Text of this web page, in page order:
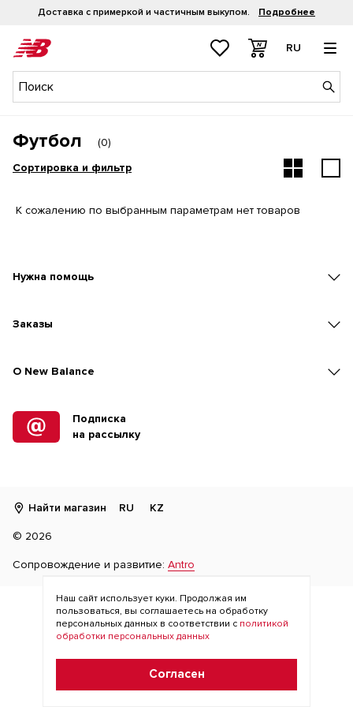
Доставка с примеркой и частичным выкупом. Подробнее
RU
Футбол (0)
Сортировка и фильтр
К сожалению по выбранным параметрам нет товаров
Нужна помощь
Заказы
O New Balance
Подписка
на рассылку
Найти магазин RU KZ
© 2026
Сопровождение и развитие: Antro
Наш сайт использует куки. Продолжая им
пользоваться, вы соглашаетесь на обработку
персональных данных в соответствии с политикой
обработки персональных данных
Согласен